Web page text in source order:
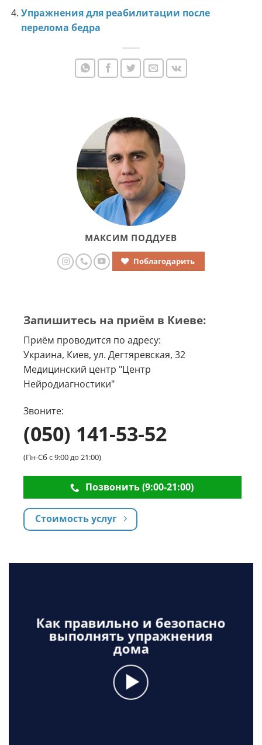
Упражнения для реабилитации после
перелома бедра
МАКСИМ ПОДДУЕВ
Поблагодарить
Запишитесь на приём в Киеве:
Приём проводится по адресу:
Украина, Киев, ул. Дегтяревская, 32
Медицинский центр "Центр
Нейродиагностики"
Звоните:
(050) 141-53-52
(Пн-Сб с 9:00 до 21:00)
Позвонить (9:00-21:00)
Стоимость услуг
Как правильно и безопасно
выполнять упражнения
дома